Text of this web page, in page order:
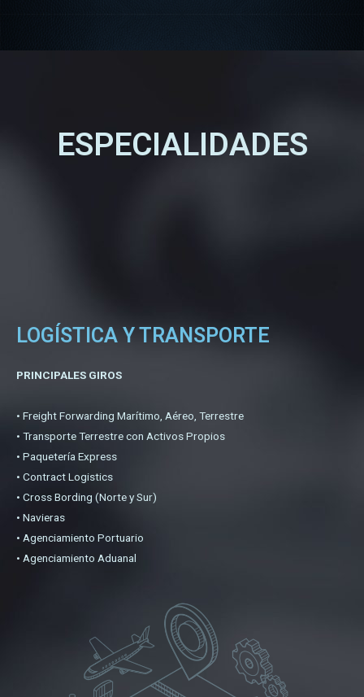
ESPECIALIDADES
LOGÍSTICA Y TRANSPORTE
PRINCIPALES GIROS
• Freight Forwarding Marítimo, Aéreo, Terrestre
• Transporte Terrestre con Activos Propios
• Paquetería Express
• Contract Logistics
• Cross Bording (Norte y Sur)
• Navieras
• Agenciamiento Portuario
• Agenciamiento Aduanal